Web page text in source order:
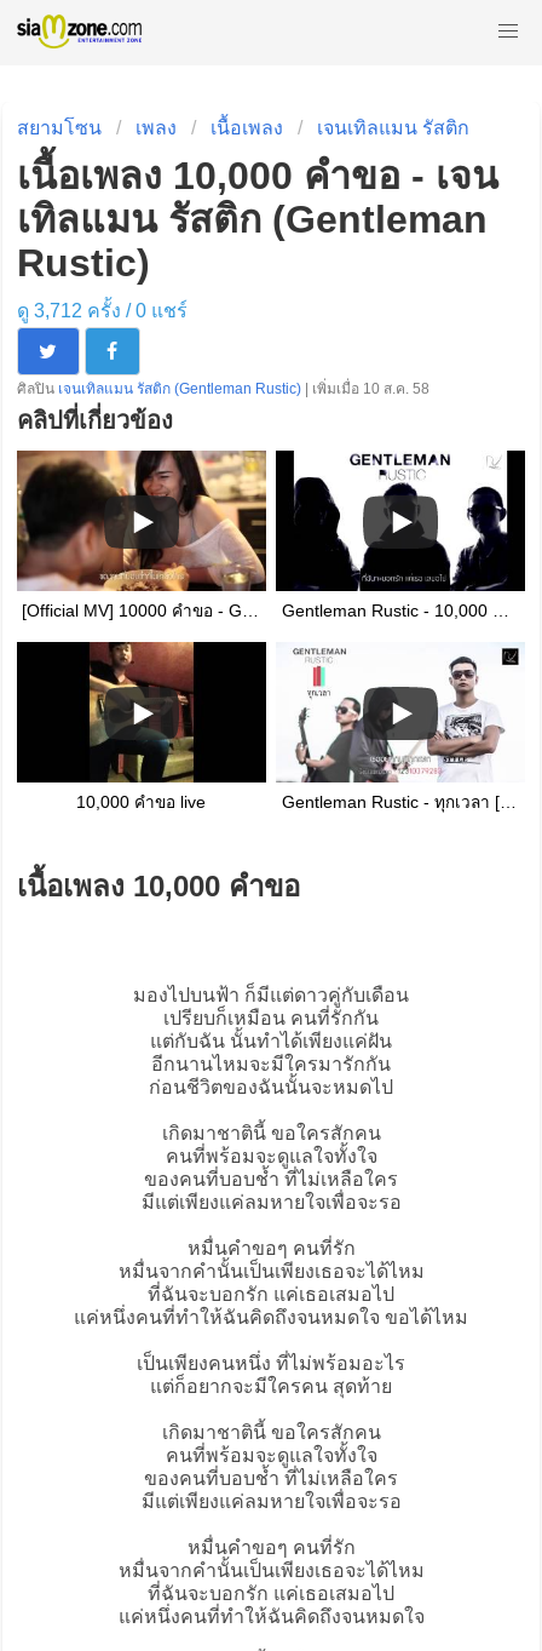
สยามโซน เพลง เนื้อเพลง เจนเทิลแมน รัสติก
เนื้อเพลง 10,000 คำขอ - เจน
เทิลแมน รัสติก (Gentleman
Rustic)
ดู 3,712 ครั้ง /0แชร์
ศิลปิน เจนเทิลแมน รัสติก (Gentleman Rustic) | เพิ่มเมื่อ 10 ส.ค. 58
คลิปที่เกี่ยวข้อง
[Official MV] 10000 คำขอ - Gentleman Rustic Gentleman Rustic - 10,000 คำขอ [Official Lyric]
10,000 คำขอ live Gentleman Rustic - ทุกเวลา [Official Lyric]
เนื้อเพลง 10,000 คำขอ
มองไปบนฟ้า ก็มีแต่ดาวคู่กับเดือน
เปรียบก็เหมือน คนที่รักกัน
แต่กับฉัน นั้นทำได้เพียงแค่ฝัน
อีกนานไหมจะมีใครมารักกัน
ก่อนชีวิตของฉันนั้นจะหมดไป
เกิดมาชาตินี้ ขอใครสักคน
คนที่พร้อมจะดูแลใจทั้งใจ
ของคนที่บอบช้ำ ที่ไม่เหลือใคร
มีแต่เพียงแค่ลมหายใจเพื่อจะรอ
หมื่นคำขอๆ คนที่รัก
หมื่นจากคำนั้นเป็นเพียงเธอจะได้ไหม
ที่ฉันจะบอกรัก แค่เธอเสมอไป
แค่หนึ่งคนที่ทำให้ฉันคิดถึงจนหมดใจ ขอได้ไหม
เป็นเพียงคนหนึ่ง ที่ไม่พร้อมอะไร
แต่ก็อยากจะมีใครคน สุดท้าย
เกิดมาชาตินี้ ขอใครสักคน
คนที่พร้อมจะดูแลใจทั้งใจ
ของคนที่บอบช้ำ ที่ไม่เหลือใคร
มีแต่เพียงแค่ลมหายใจเพื่อจะรอ
หมื่นคำขอๆ คนที่รัก
หมื่นจากคำนั้นเป็นเพียงเธอจะได้ไหม
ที่ฉันจะบอกรัก แค่เธอเสมอไป
แค่หนึ่งคนที่ทำให้ฉันคิดถึงจนหมดใจ